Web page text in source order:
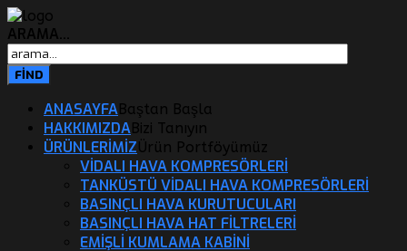
ARAMA...
ANASAYFABaştan Başla
HAKKIMIZDABizi Tanıyın
ÜRÜNLERİMİZÜrün Portföyümüz
VIDALI HAVA KOMPRESÖRLERI
TANKÜSTÜ VIDALI HAVA KOMPRESÖRLERI
BASINÇLI HAVA KURUTUCULARI
BASINÇLI HAVA HAT FILTRELERI
EMIŞLI KUMLAMA KABINI